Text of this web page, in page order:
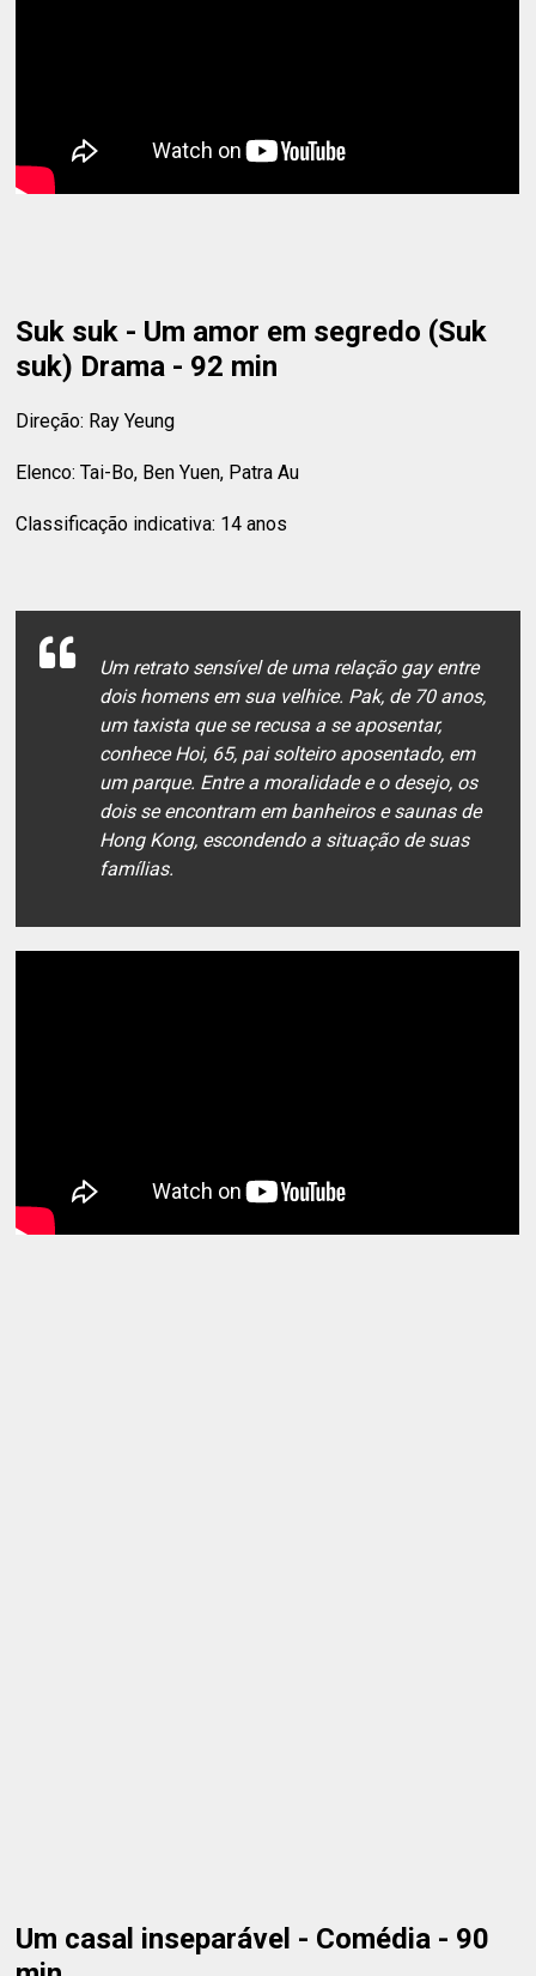
Suk suk - Um amor em segredo (Suk
suk) Drama - 92 min
Direção: Ray Yeung
Elenco: Tai-Bo, Ben Yuen, Patra Au
Classificação indicativa: 14 anos
Um retrato sensível de uma relação gay entre
dois homens em sua velhice. Pak, de 70 anos,
um taxista que se recusa a se aposentar,
conhece Hoi, 65, pai solteiro aposentado, em
um parque. Entre a moralidade e o desejo, os
dois se encontram em banheiros e saunas de
Hong Kong, escondendo a situação de suas
famílias.
Um casal inseparável - Comédia - 90